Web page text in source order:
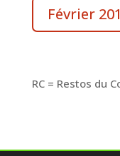
Février
RC = Restos du